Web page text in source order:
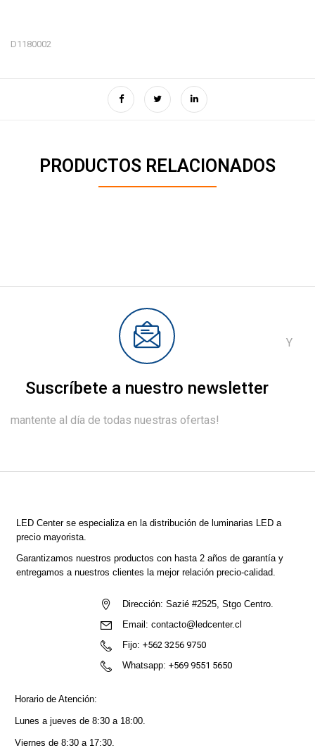
D1180002
PRODUCTOS RELACIONADOS
Suscríbete a nuestro newsletter
Y
mantente al día de todas nuestras ofertas!
LED Centerse especializa en la distribución de luminarias LED a
precio mayorista.
Garantizamos nuestros productos con hasta 2 años de garantía y
entregamos a nuestros clientes la mejor relación precio-calidad.
Dirección: Sazié #2525, Stgo Centro.
Email: contacto@ledcenter.cl
Fijo: +562 3256 9750
Whatsapp: +569 9551 5650
Horario de Atención:
Lunes a jueves de 8:30 a 18:00.
Viernes de 8:30 a 17:30.